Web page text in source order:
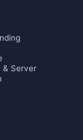
& Server